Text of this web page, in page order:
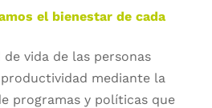
el bienestar de cada
vida de las personas
mediante la
programas y políticas que